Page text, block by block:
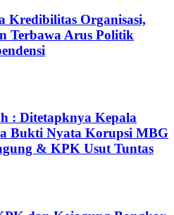
Kredibilitas Organisasi,
Terbawa Arus Politik
: Ditetapknya Kepala
Bukti Nyata Korupsi MBG
& KPK Usut Tuntas